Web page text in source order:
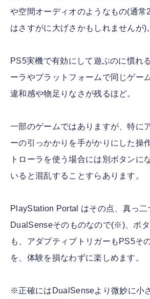
や空間オーディオのようなもの(通常
はさすがに大げさかもしれませんが)
PS5実機で有効にして遊ぶのに慣れ
ーラやプラットフォームで同じゲー
違和感や物足りなさが残るほど。
一部のゲームではありますが、特に
ーの引っかかりを手がかりにした操
トローラを使う場合には別ボタンに
いると混乱することすらあります。
PlayStation Portal はその点、真っ二
DualSenseそのものなので(※)、ボ
も、アダプティブトリガーもPS5そ
を、体験を損なわずに楽しめます。
※正確にはDualSenseより微妙に小